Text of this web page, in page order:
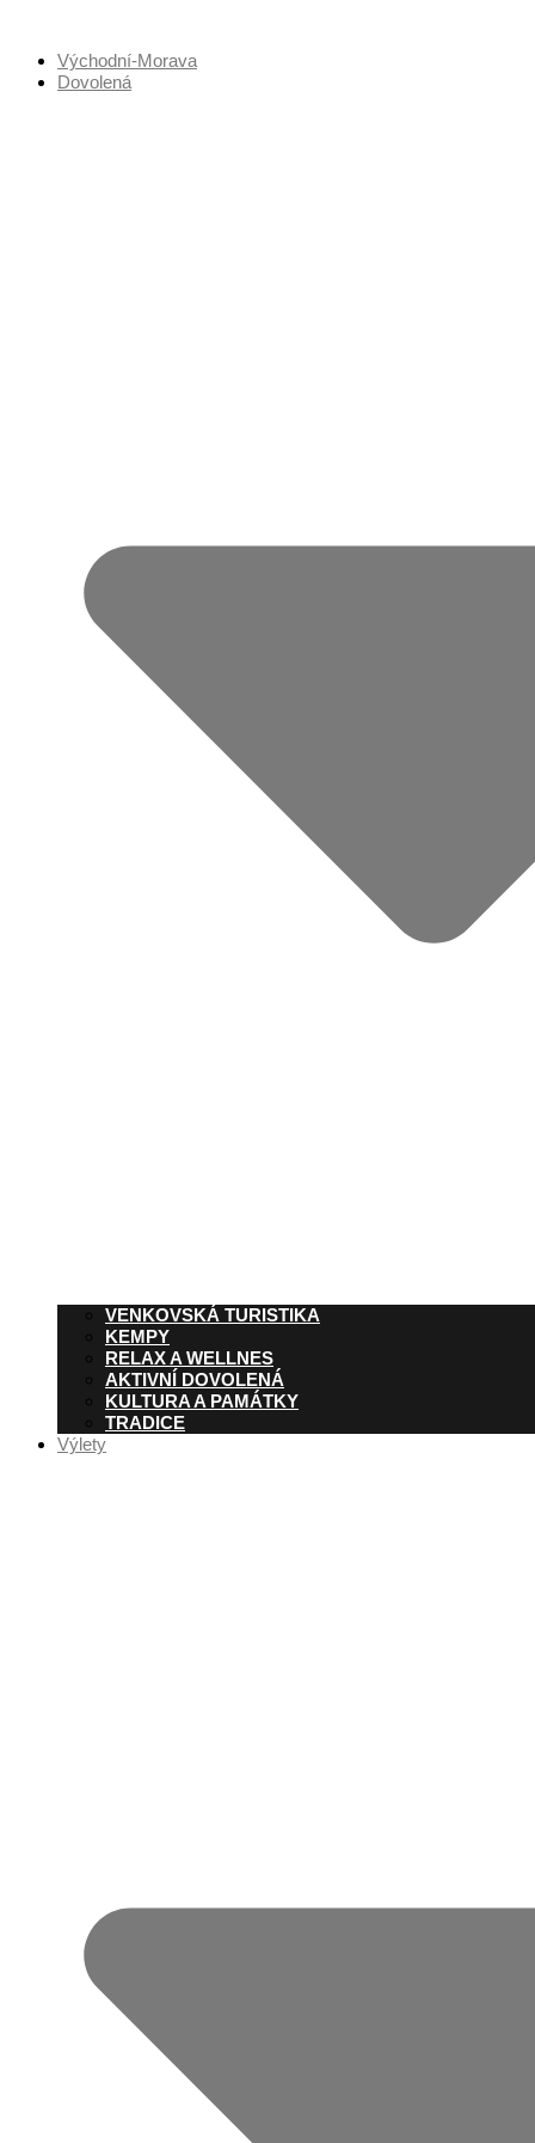
obsahuVýchodní-Morava
Dovolená
VENKOVSKÁ TURISTIKA
KEMPY
RELAX A WELLNES
AKTIVNÍ DOVOLENÁ
KULTURA A PAMÁTKY
TRADICE
Výlety